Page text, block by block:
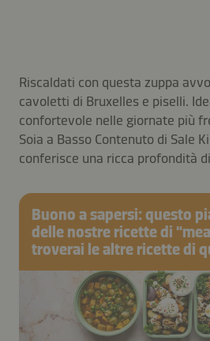
Riscaldati con questa zuppa
cavoletti di Bruxelles e piselli.
confortevole nelle giornate più
Soia a Basso Contenuto di Sale
conferisce una ricca profondità
Buono a sapersi: questo
delle nostre ricette di
troverai le altre ricette di